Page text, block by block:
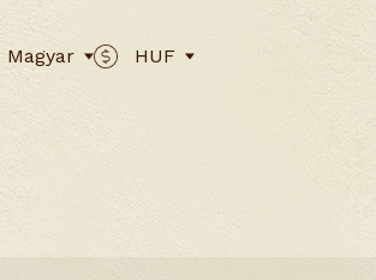
Magyar HUF